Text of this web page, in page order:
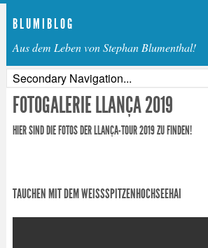
B L U M I B L O G
Aus dem Leben von Stephan Blumenthal!
FOTOGALERIE LLANÇA 2019
HIER SIND DIE FOTOS DER LLANÇA-TOUR 2019 ZU FINDEN!
TAUCHEN MIT DEM WEISSSPITZENHOCHSEEHAI